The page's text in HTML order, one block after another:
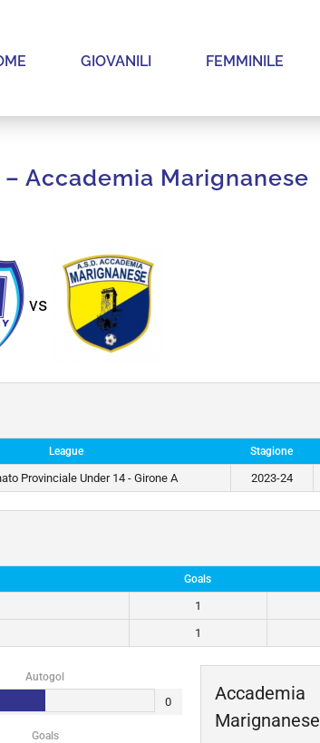
GIOVANILI FEMMINILE
Accademia Marignanese
vs
League Stagione
Provinciale Under 14 - Girone A 2023-24
Goals
1
1
Accademia
Marignanese
Autogol
0
Goals